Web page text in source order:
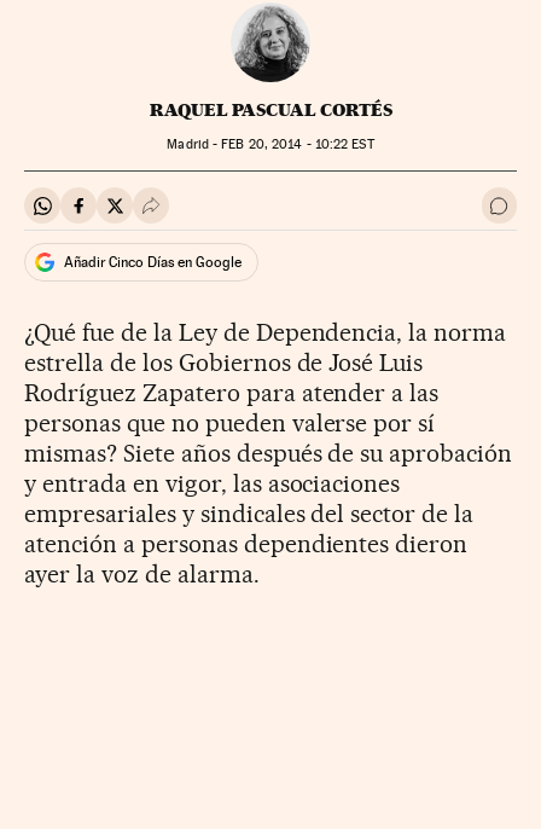
RAQUEL PASCUAL CORTÉS
Madrid - FEB 20, 2014 - 10:22 EST
Compartir en Whatsapp
Compartir en Facebook
Compartir en Twitter
Desplegar Redes Sociales Ir a
Añadir Cinco Días en Google
¿Qué fue de la Ley de Dependencia, la norma
estrella de los Gobiernos de José Luis
Rodríguez Zapatero para atender a las
personas que no pueden valerse por sí
mismas? Siete años después de su aprobación
y entrada en vigor, las asociaciones
empresariales y sindicales del sector de la
atención a personas dependientes dieron
ayer la voz de alarma.